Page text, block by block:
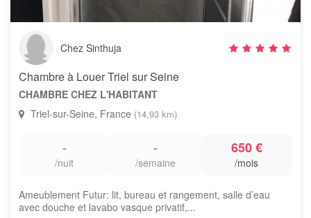
Chez Sinthuja
Chambre à Louer Triel sur Seine
CHAMBRE CHEZ L'HABITANT
Triel-sur-Seine, France (14,93 km)
-
/nuit
-
/semaine
650 €
/mois
Ameublement Futur: lit, bureau et rangement, salle d’eau
avec douche et lavabo vasque privatif,...